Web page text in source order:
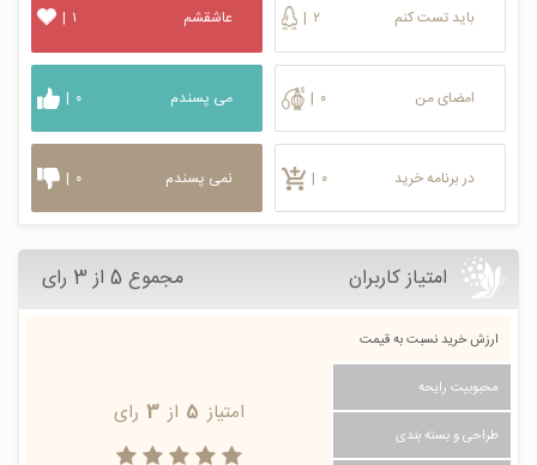
باید تست کنم | ۲
امضای من | ۰
در برنامه خرید | ۰
عاشقشم | ۱
می پسندم | ۰
نمی پسندم | ۰
امتیاز کاربران مجموع 5 از 3 رای
ارزش خرید نسبت به قیمت
محبوبیت رایحه
طراحی و بسته بندی
امتیاز 5 از 3 رای